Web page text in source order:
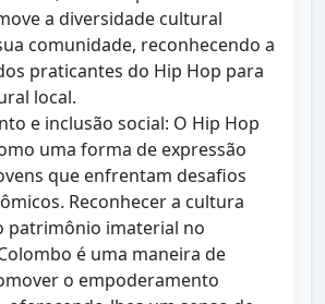
a diversidade cultural
comunidade, reconhecendo a
praticantes do Hip Hop para
local.
e inclusão social: O Hip Hop
uma forma de expressão
que enfrentam desafios
Reconhecer a cultura
patrimônio imaterial no
é uma maneira de
o empoderamento